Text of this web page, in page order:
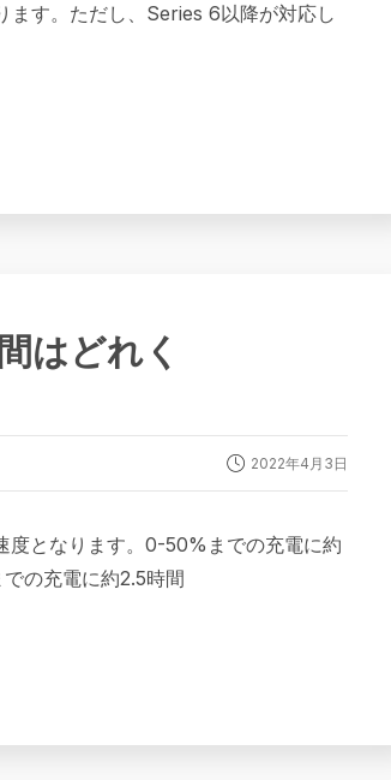
す。ただし、Series 6以降が対応し
はどれく
2022年4月3日
となります。0-50%までの充電に約
の充電に約2.5時間